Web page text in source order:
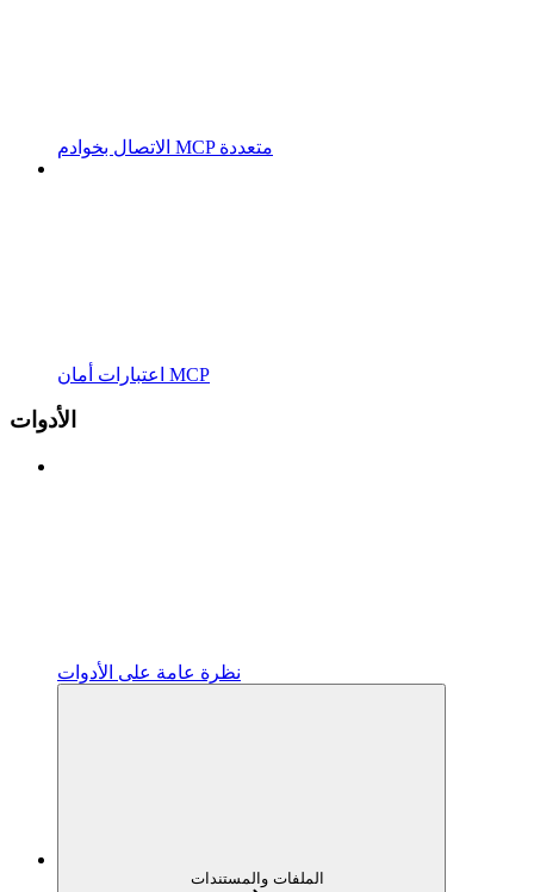
الاتصال بخوادم MCP متعددة
اعتبارات أمان MCP
الأدوات
نظرة عامة على الأدوات
الملفات والمستندات